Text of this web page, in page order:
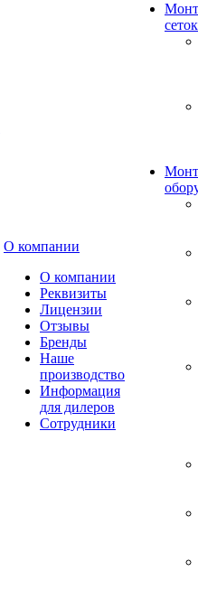
О компании
О компании
Реквизиты
Лицензии
Отзывы
Бренды
Наше
производство
Информация
для дилеров
Сотрудники
сеток